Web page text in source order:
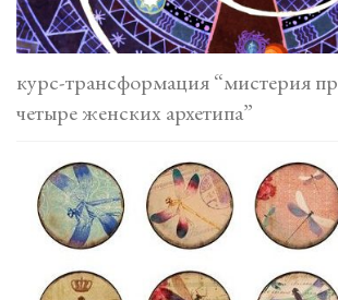
курс-трансформация “мистерия
четыре женских архетипа”